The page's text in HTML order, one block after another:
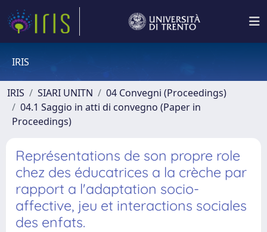
IRIS
IRIS SIARI UNITN
04 Convegni (Proceedings)
04.1 Saggio in atti di convegno (Paper in
Proceedings)
Représentations de son propre role
chez des éducatrices a la crèche par
rapport a l'adaptation socio-
affective, jeu et interactions sociales
des enfats.